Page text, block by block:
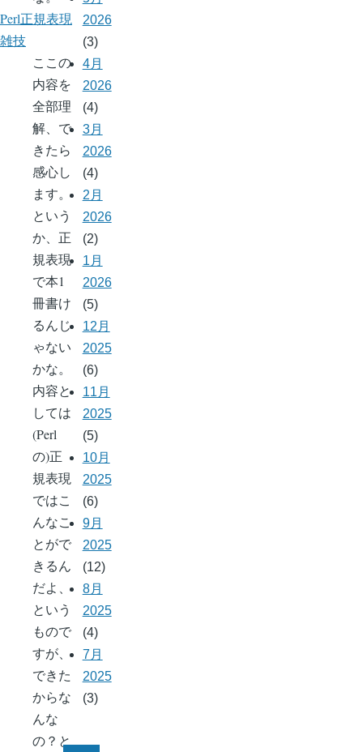
Perl正規表現
雑技
ここの
内容を
全部理
解、で
きたら
感心し
ます。
という
か、正
規表現
で本1
冊書け
るんじ
ゃない
かな。
内容と
しては
(Perl
の)正
規表現
ではこ
んなこ
とがで
きるん
だよ、
という
もので
すが、
できた
からな
んな
の？と
2026
(3)
4月
2026
(4)
3月
2026
(4)
2月
2026
(2)
1月
2026
(5)
12月
2025
(6)
11月
2025
(5)
10月
2025
(6)
9月
2025
(12)
8月
2025
(4)
7月
2025
(3)